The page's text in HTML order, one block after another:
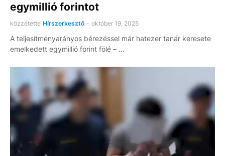
egymillió forintot
közzétette Hírszerkesztő - október 19, 2025
A teljesítményarányos bérezéssel már hatezer tanár keresete
emelkedett egymillió forint fölé – …